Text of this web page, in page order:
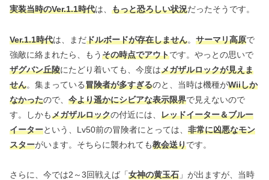
実装当時のVer.1.1時代は、 もっと恐ろしい状況だったそうです。
Ver.1.1時代は、まだドルボードが存在しません。 サーマリ高原で
強敵に絡まれたら、もうその時点でアウトです。やっとの思いで
ザグバン丘陵にたどり着いても、今度はメガザルロックが見えま
せん。集まっている冒険者が多すぎるのと、当時は機種がWiiしか
なかったので、 今より遥かにシビアな表示限界で見えないので
す。しかもメガザルロックの付近には、 レッドイーター＆ブルー
イーターという、Lv50前の冒険者にとっては、 非常に凶悪なモン
スターがいます。そちらに襲われても教会送りです。
さらに、今では2～3回戦えば「女神の黄玉石 」が出ますが、当時